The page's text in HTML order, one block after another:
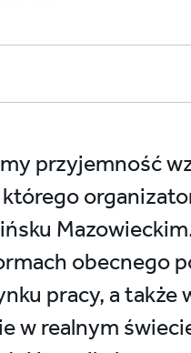
przyjemność
obecnego
pracy, a
w realnym